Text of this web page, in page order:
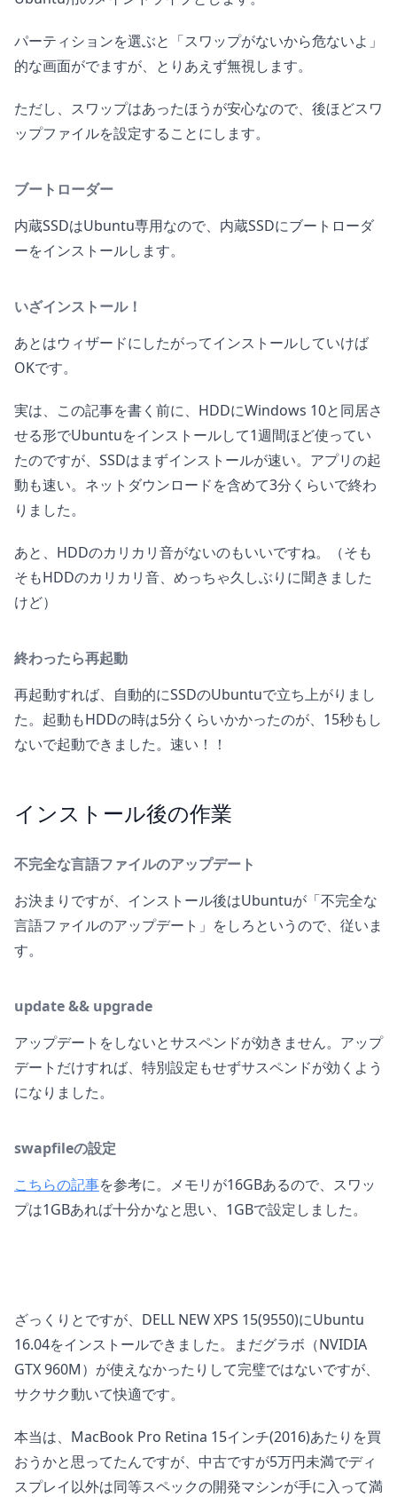
パーティションを選ぶと「スワップがないから危ないよ」
的な画面がでますが、とりあえず無視します。
ただし、スワップはあったほうが安心なので、後ほどスワ
ップファイルを設定することにします。
ブートローダー
内蔵SSDはUbuntu専用なので、内蔵SSDにブートローダ
ーをインストールします。
いざインストール！
あとはウィザードにしたがってインストールしていけば
OKです。
実は、この記事を書く前に、HDDにWindows 10と同居さ
せる形でUbuntuをインストールして1週間ほど使ってい
たのですが、SSDはまずインストールが速い。アプリの起
動も速い。ネットダウンロードを含めて3分くらいで終わ
りました。
あと、HDDのカリカリ音がないのもいいですね。（そも
そもHDDのカリカリ音、めっちゃ久しぶりに聞きました
けど）
終わったら再起動
再起動すれば、自動的にSSDのUbuntuで立ち上がりまし
た。起動もHDDの時は5分くらいかかったのが、15秒もし
ないで起動できました。速い！！
インストール後の作業
不完全な言語ファイルのアップデート
お決まりですが、インストール後はUbuntuが「不完全な
言語ファイルのアップデート」をしろというので、従いま
す。
update && upgrade
アップデートをしないとサスペンドが効きません。アップ
デートだけすれば、特別設定もせずサスペンドが効くよう
になりました。
swapfileの設定
こちらの記事を参考に。メモリが16GBあるので、スワッ
プは1GBあれば十分かなと思い、1GBで設定しました。
ざっくりとですが、DELL NEW XPS 15(9550)にUbuntu
16.04をインストールできました。まだグラボ（NVIDIA
GTX 960M）が使えなかったりして完璧ではないですが、
サクサク動いて快適です。
本当は、MacBook Pro Retina 15インチ(2016)あたりを買
おうかと思ってたんですが、中古ですが5万円未満でディ
スプレイ以外は同等スペックの開発マシンが手に入って満